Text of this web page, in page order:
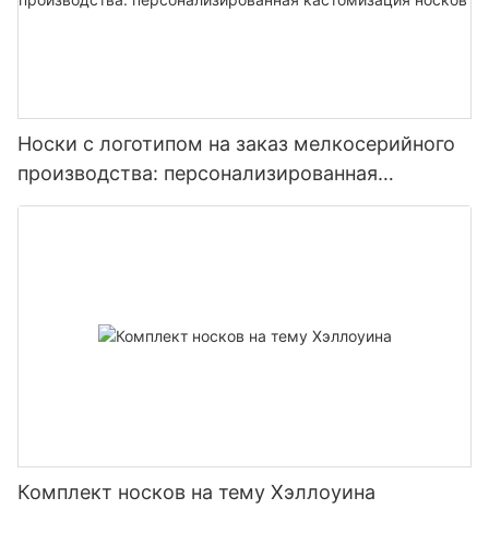
Носки с логотипом на заказ мелкосерийного
производства: персонализированная
кастомизация носков
Комплект носков на тему Хэллоуина